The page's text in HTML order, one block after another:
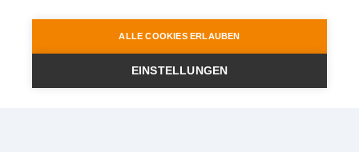
ALLE COOKIES ERLAUBEN
EINSTELLUNGEN